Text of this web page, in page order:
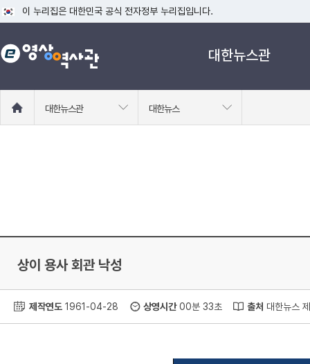
이 누리집은 대한민국 공식 전자정부 누리집입니다.
공식 누리집 주소 확인하기
go.kr 주소를 사용하는 누리집은 대한민국 정부기관이 관리하는 누리집입니
대한뉴스관
로
대한뉴스관 대한뉴스
상이 용사 회관 낙성
제작연도 1961-04-28 상영시간00분 33초 출처 대한뉴스